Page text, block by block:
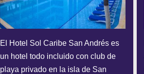
El Hotel Sol Caribe San Andrés es
un hotel todo incluido con club de
playa privado en la isla de San